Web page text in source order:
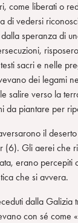
come liberati o
di vedersi
speranza di
sacri e nelle
dei legami
salire verso la
da piantare per
il
(6). Gli aerei che
erano percepiti
che si avvera.
dalla Galizia
con sé come